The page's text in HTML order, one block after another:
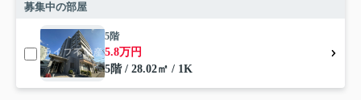
募集中の部屋
5階
5.8万円
5階 / 28.02㎡ / 1K